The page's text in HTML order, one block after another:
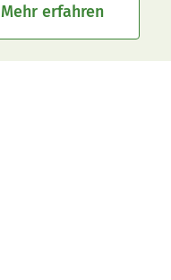
Mehr erfahren